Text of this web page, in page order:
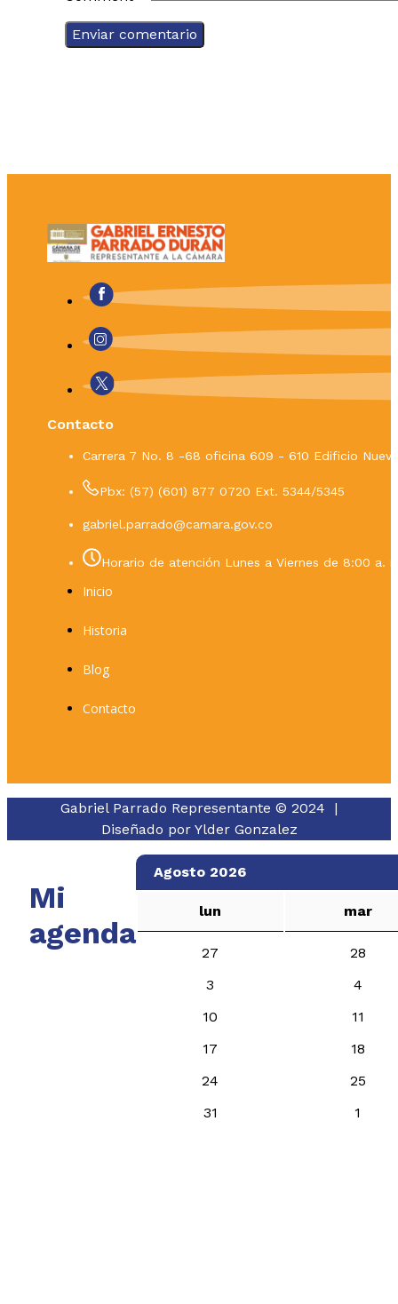
Contacto
Carrera 7 No. 8 -68 oficina 609 - 610 Edificio
Pbx: (57) (601) 877 0720 Ext. 5344/5345
gabriel.parrado@camara.gov.co
Horario de atención Lunes a Viernes de 8:00 a.
Inicio
Historia
Blog
Contacto
Gabriel Parrado Representante © 2024 |
Diseñado por Ylder Gonzalez
Mi
agenda
Agosto 2026
lun mar
27
28
3
4
10
11
17
18
24
25
31
1